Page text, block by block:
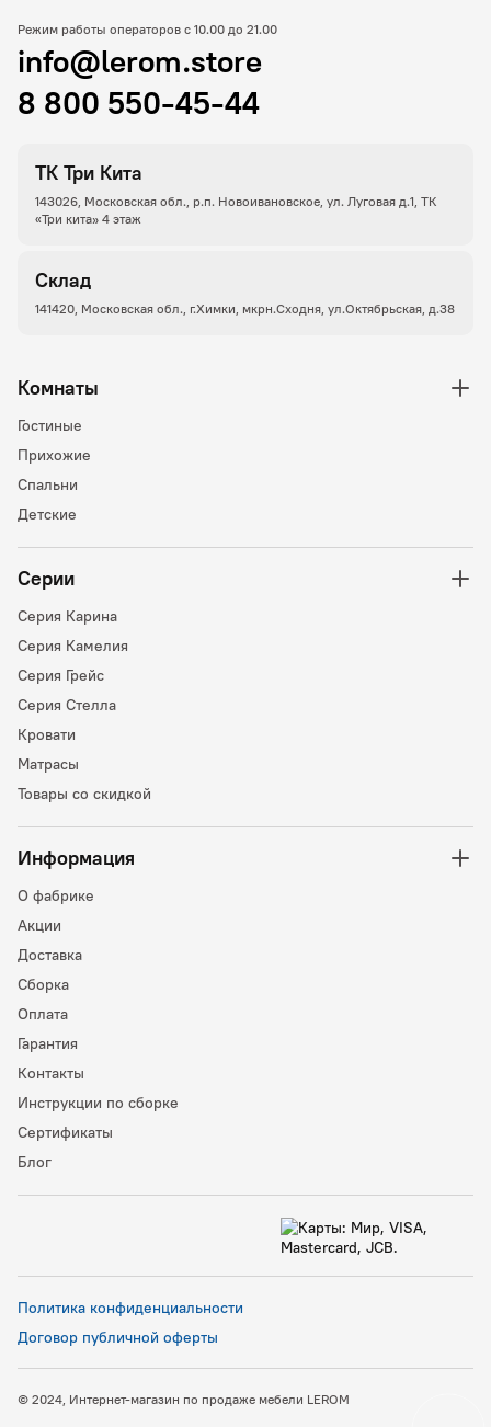
ТК Три Кита
143026, Московская обл., р.п. Новоивановское, ул. Луговая д.1, ТК
«Три кита» 4 этаж
Склад
141420, Московская обл., г.Химки, мкрн.Сходня, ул.Октябрьская, д.38
Режим работы операторов с 10.00 до 21.00
info@lerom.store
8 800 550-45-44
Комнаты
Гостиные
Прихожие
Спальни
Детские
Серии
Серия Карина
Серия Камелия
Серия Грейс
Серия Стелла
Кровати
Матрасы
Товары со скидкой
Информация
О фабрике
Акции
Доставка
Сборка
Оплата
Гарантия
Контакты
Инструкции по сборке
Сертификаты
Блог
Политика конфиденциальности
Договор публичной оферты
© 2024, Интернет-магазин по продаже мебели LEROM